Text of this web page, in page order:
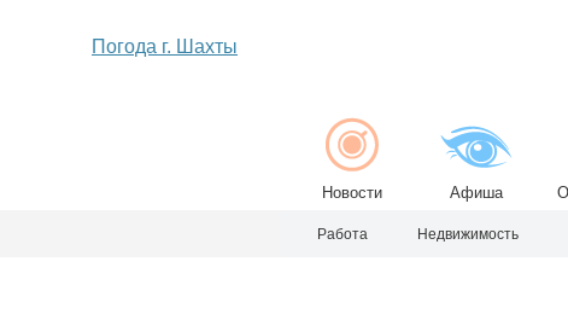
Погода г. Шахты
Новости Афиша
Работа Недвижимость